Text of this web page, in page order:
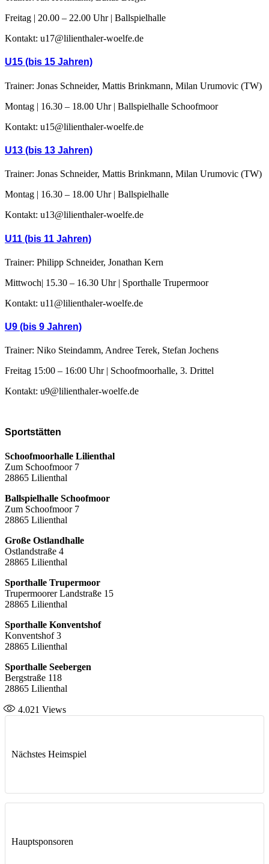
Freitag | 20.00 – 22.00 Uhr | Ballspielhalle
Kontakt: u17@lilienthaler-woelfe.de
U15 (bis 15 Jahren)
Trainer: Jonas Schneider, Mattis Brinkmann, Milan Urumovic (TW)
Montag | 16.30 – 18.00 Uhr | Ballspielhalle Schoofmoor
Kontakt: u15@lilienthaler-woelfe.de
U13 (bis 13 Jahren)
Trainer: Jonas Schneider, Mattis Brinkmann, Milan Urumovic (TW)
Montag | 16.30 – 18.00 Uhr | Ballspielhalle
Kontakt: u13@lilienthaler-woelfe.de
U11 (bis 11 Jahren)
Trainer: Philipp Schneider, Jonathan Kern
Mittwoch| 15.30 – 16.30 Uhr | Sporthalle Trupermoor
Kontakt: u11@lilienthaler-woelfe.de
U9 (bis 9 Jahren)
Trainer: Niko Steindamm, Andree Terek, Stefan Jochens
Freitag 15:00 – 16:00 Uhr | Schoofmoorhalle, 3. Drittel
Kontakt: u9@lilienthaler-woelfe.de
Sportstätten
Schoofmoorhalle Lilienthal
Zum Schoofmoor 7
28865 Lilienthal
Ballspielhalle Schoofmoor
Zum Schoofmoor 7
28865 Lilienthal
Große Ostlandhalle
Ostlandstraße 4
28865 Lilienthal
Sporthalle Trupermoor
Trupermoorer Landstraße 15
28865 Lilienthal
Sporthalle Konventshof
Konventshof 3
28865 Lilienthal
Sporthalle Seebergen
Bergstraße 118
28865 Lilienthal
4.021 Views
Nächstes Heimspiel
Hauptsponsoren